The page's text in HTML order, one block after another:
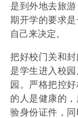
是到外地去旅
期开学的要求
自己来决定。
把好校门关和
是学生进入校
园。严格把控
的人是健康的
验身份证件，